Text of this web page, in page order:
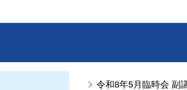
令和8年5月臨時会 副